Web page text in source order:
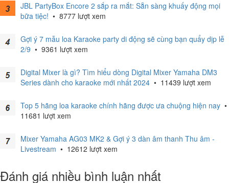
JBL PartyBox Encore 2 sắp ra mắt: Sẵn sàng khuấy động mọi
bữa tiệc! • 8777 lượt xem
Gợi ý 7 mẫu loa Karaoke party di động sẽ cùng bạn quẩy dịp lễ
2/9 • 9361 lượt xem
Digital Mixer là gì? Tìm hiểu dòng Digital Mixer Yamaha DM3
Series dành cho karaoke mới nhất 2024 • 11439 lượt xem
Top 5 hãng loa karaoke chính hãng được ưa chuộng hiện nay •
11681 lượt xem
Mixer Yamaha AG03 MK2 & Gợi ý 3 dàn âm thanh Thu âm -
Livestream • 12612 lượt xem
Đánh giá nhiều bình luận nhất